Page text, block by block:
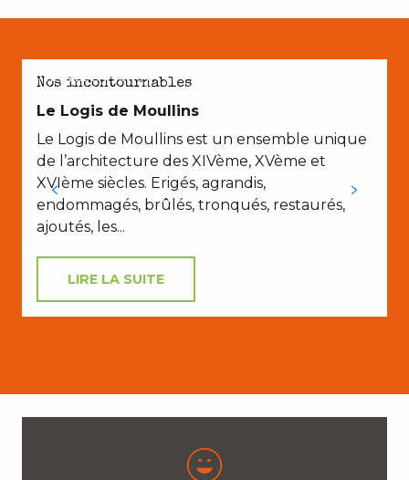
AVEC LES ENFANTS
Nos incontournables
Le Logis de Moullins
Le Logis de Moullins est un ensemble unique
de l’architecture des XIVème, XVème et
XVIème siècles. Erigés, agrandis,
endommagés, brûlés, tronqués, restaurés,
ajoutés, les...
LIRE LA SUITE